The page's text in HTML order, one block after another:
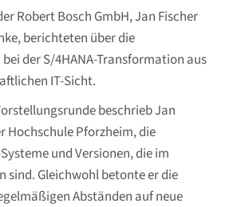
Robert Bosch GmbH, Jan Fischer
berichteten über die
der S/4HANA-Transformation aus
IT-Sicht.
beschrieb Jan
Hochschule Pforzheim, die
und Versionen, die im
sind. Gleichwohl betonte er die
Abständen auf neue